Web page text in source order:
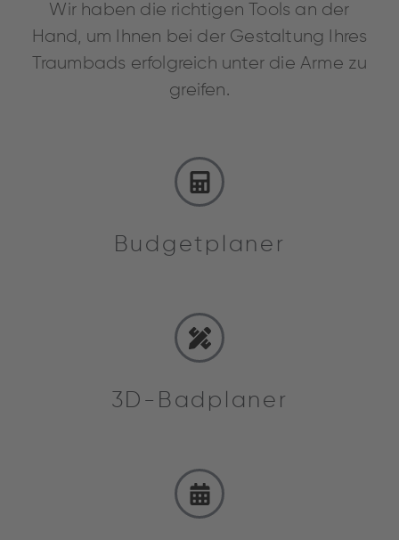
Wir haben die richtigen Tools an der
Hand, um Ihnen bei der Gestaltung Ihres
Traumbads erfolgreich unter die Arme zu
greifen.
Budgetplaner
3D-Badplaner